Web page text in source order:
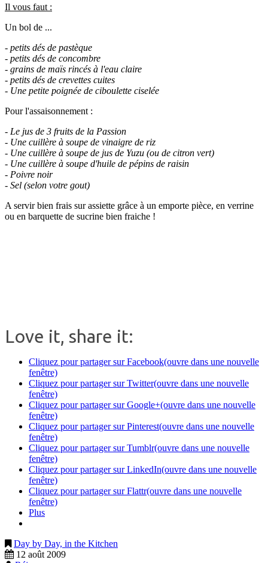
Il vous faut :
Un bol de ...
- petits dés de pastèque
- petits dés de concombre
- grains de maïs rincés à l'eau claire
- petits dés de crevettes cuites
- Une petite poignée de ciboulette ciselée
Pour l'assaisonnement :
- Le jus de 3 fruits de la Passion
- Une cuillère à soupe de vinaigre de riz
- Une cuillère à soupe de jus de Yuzu (ou de citron vert)
- Une cuillère à soupe d'huile de pépins de raisin
- Poivre noir
- Sel (selon votre gout)
A servir bien frais sur assiette grâce à un emporte pièce, en verrine
ou en barquette de sucrine bien fraiche !
Love it, share it:
Cliquez pour partager sur Facebook(ouvre dans une nouvelle
fenêtre)
Cliquez pour partager sur Twitter(ouvre dans une nouvelle
fenêtre)
Cliquez pour partager sur Google+(ouvre dans une nouvelle
fenêtre)
Cliquez pour partager sur Pinterest(ouvre dans une nouvelle
fenêtre)
Cliquez pour partager sur Tumblr(ouvre dans une nouvelle
fenêtre)
Cliquez pour partager sur LinkedIn(ouvre dans une nouvelle
fenêtre)
Cliquez pour partager sur Flattr(ouvre dans une nouvelle
fenêtre)
Plus
Day by Day, in the Kitchen
12 août 2009